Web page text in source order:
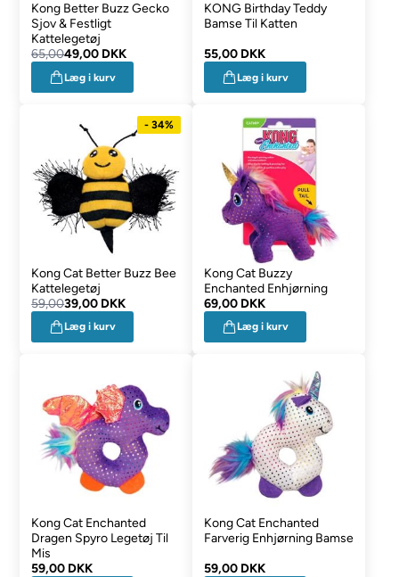
Kong Better Buzz Gecko
Sjov & Festligt
Kattelegetøj
65,0049,00 DKK
Læg i kurv
KONG Birthday Teddy
Bamse Til Katten
55,00 DKK
Læg i kurv
- 34%
Kong Cat Better Buzz Bee
Kattelegetøj
59,0039,00 DKK
Læg i kurv
Kong Cat Buzzy
Enchanted Enhjørning
69,00 DKK
Læg i kurv
Kong Cat Enchanted
Dragen Spyro Legetøj Til
Mis
59,00 DKK
Kong Cat Enchanted
Farverig Enhjørning Bamse
59,00 DKK